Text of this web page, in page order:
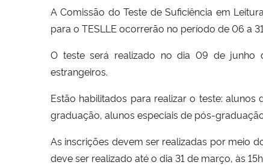
A Comissão do Teste de Suficiência em
para o TESLLE ocorrerão no período de 06 a
O teste será realizado no dia 09 de junho
estrangeiros.
Estão habilitados para realizar o teste:
graduação, alunos especiais de pós-
As inscrições devem ser realizadas por meio
deve ser realizado até o dia 31 de março, às